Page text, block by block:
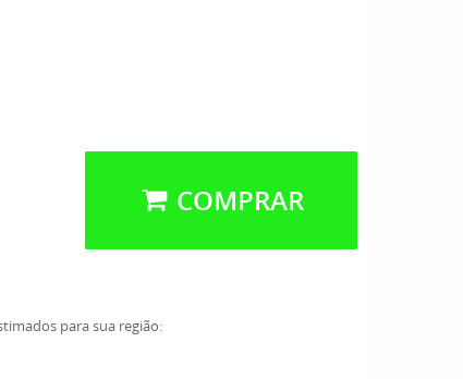
COMPRAR
para sua região: